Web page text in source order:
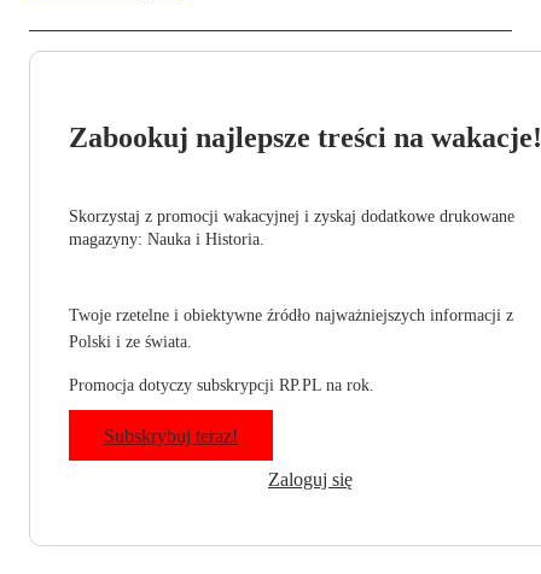
Zabookuj najlepsze treści na wakacje!
Skorzystaj z promocji wakacyjnej i zyskaj dodatkowe drukowane
magazyny: Nauka i Historia.
Twoje rzetelne i obiektywne źródło najważniejszych informacji z
Polski i ze świata.
Promocja dotyczy subskrypcji RP.PL na rok.
Subskrybuj teraz!
Zaloguj się